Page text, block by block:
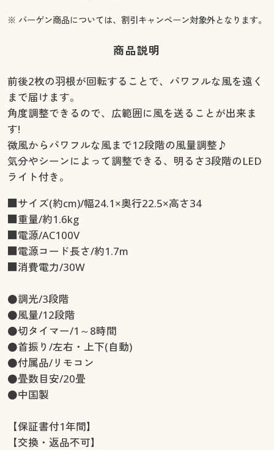
※ バーゲン商品については、割引キャンペーン対象外となります。
商品説明
前後2枚の羽根が回転することで、パワフルな風を遠く
まで届けます。
角度調整できるので、広範囲に風を送ることが出来ま
す!
微風からパワフルな風まで12段階の風量調整♪
気分やシーンによって調整できる、明るさ3段階のLED
ライト付き。
■サイズ(約cm)/幅24.1×奥行22.5×高さ34
■重量/約1.6kg
■電源/AC100V
■電源コード長さ/約1.7m
■消費電力/30W
●調光/3段階
●風量/12段階
●切タイマー/1～8時間
●首振り/左右・上下(自動)
●付属品/リモコン
●畳数目安/20畳
●中国製
【保証書付1年間】
【交換・返品不可】